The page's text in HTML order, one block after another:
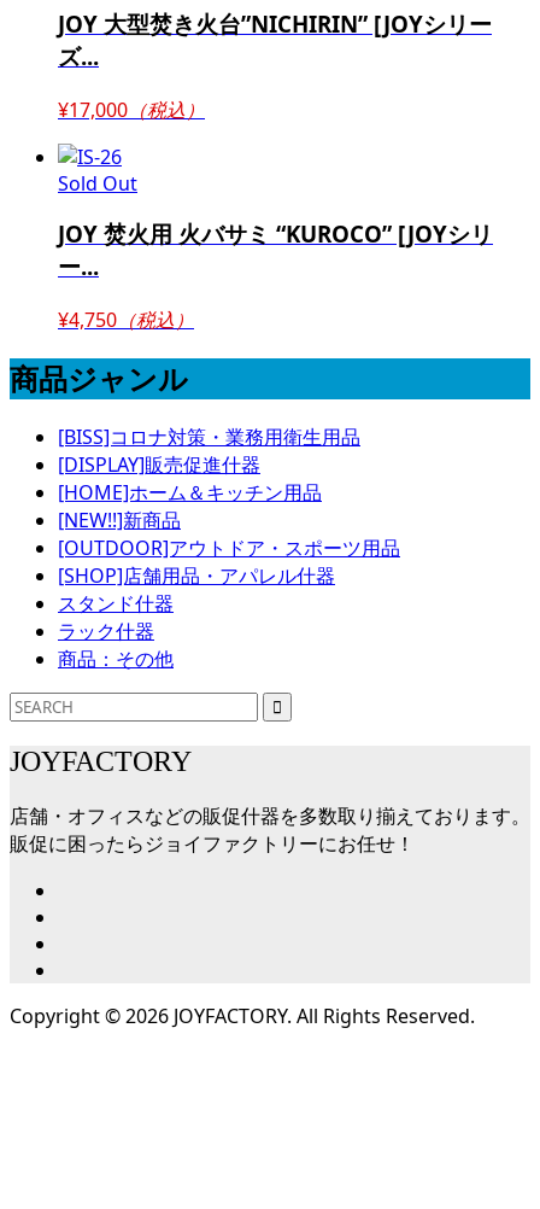
JOY 大型焚き火台”NICHIRIN” [JOYシリー
ズ...
¥17,000 （税込）
Sold Out
JOY 焚火用 火バサミ “KUROCO” [JOYシリ
ー...
¥4,750 （税込）
商品ジャンル
[BISS]コロナ対策・業務用衛生用品
[DISPLAY]販売促進什器
[HOME]ホーム＆キッチン用品
[NEW!!]新商品
[OUTDOOR]アウトドア・スポーツ用品
[SHOP]店舗用品・アパレル什器
スタンド什器
ラック什器
商品：その他
JOYFACTORY
店舗・オフィスなどの販促什器を多数取り揃えております。
販促に困ったらジョイファクトリーにお任せ！
Copyright ©2026 JOYFACTORY. All Rights Reserved.